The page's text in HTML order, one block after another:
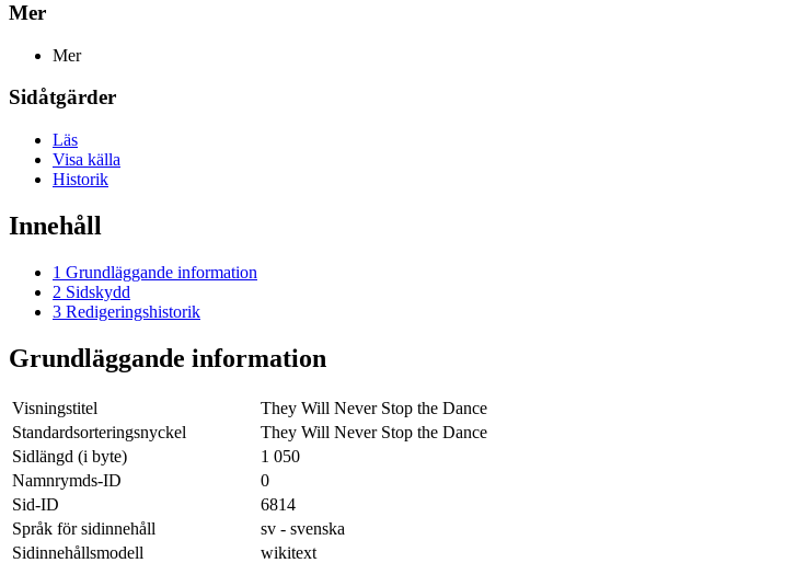
Mer
Mer
Sidåtgärder
Läs
Visa källa
Historik
Innehåll
1 Grundläggande information
2 Sidskydd
3 Redigeringshistorik
Grundläggande information
Visningstitel
They Will Never Stop the Dance
Standardsorteringsnyckel
They Will Never Stop the Dance
Sidlängd (i byte)
1 050
Namnrymds-ID
0
Sid-ID
6814
Språk för sidinnehåll
sv - svenska
Sidinnehållsmodell
wikitext